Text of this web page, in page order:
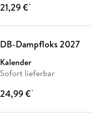
21,29 €*
DB-Dampfloks 2027
Kalender
Sofort lieferbar
24,99 €*